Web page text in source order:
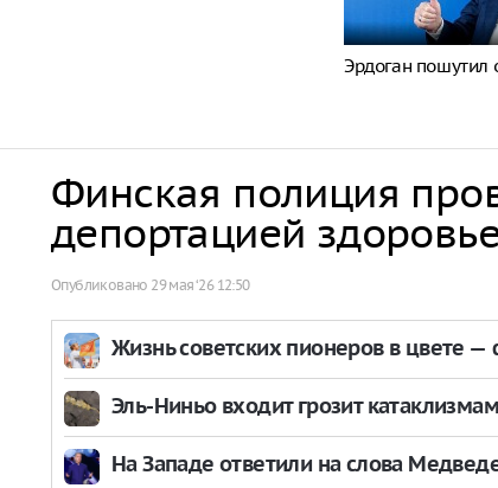
Эрдоган пошутил
Финская полиция
депортацией
Опубликовано 29 мая ‘26 12:50
Жизнь советских пионеров в цвете —
Эль-Ниньо входит грозит
На Западе ответили на слова